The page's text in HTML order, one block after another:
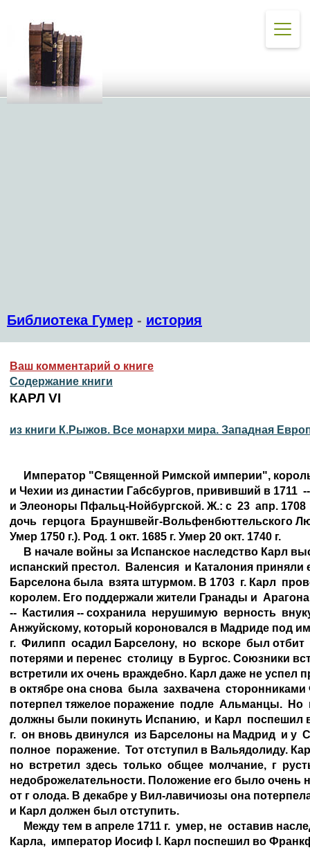
Библиотека Гумер - история
Ваш комментарий о книге
Содержание книги
КАРЛ VI
из книги К.Рыжов. Все монархи мира. Западная
Император "Священной Римской империи",
и Чехии из династии Габсбургов, прививший в 1711
и Элеоноры Пфальц-Нойбургской. Ж.: с  23  апр. 1708
дочь  герцога  Брауншвейг-Вольфенбюттельского
Умер 1750 г.). Род. 1 окт. 1685 г. Умер 20 окт. 1740 г.
В начале войны за Испанское наследство Карл
испанский престол.  Валенсия  и Каталония приняли
Барселона была  взята штурмом. В 1703  г. Карл
королем. Его поддержали жители Гранады и
--  Кастилия -- сохранила  нерушимую  верность
Анжуйскому, который короновался в Мадриде под
г.  Филипп  осадил Барселону,  но  вскоре  был
потерями и перенес  столицу  в Бургос. Союзники
встретили их очень враждебно. Карл даже не успел
в октябре она снова  была  захвачена
потерпел тяжелое поражение  подле  Альманцы.  Но
должны были покинуть Испанию,  и Карл  поспешил
г.  он вновь двинулся  из Барселоны на Мадрид  и у
полное  поражение.  Тот отступил в Вальядолиду.
но  встретил  здесь  только  общее  молчание,  г
недоброжелательности. Положение его было очень
от г олода. В декабре у Вил-лавичиозы она
и Карл должен был отступить.
Между тем в апреле 1711 г.  умер, не  оставив
Карла,  император Иосиф I. Карл поспешил во